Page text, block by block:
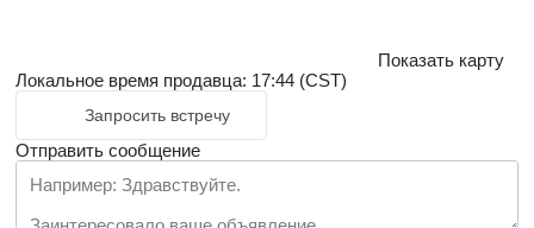
Показать карту
Локальное время продавца: 17:44 (CST)
Запросить встречу
Отправить сообщение